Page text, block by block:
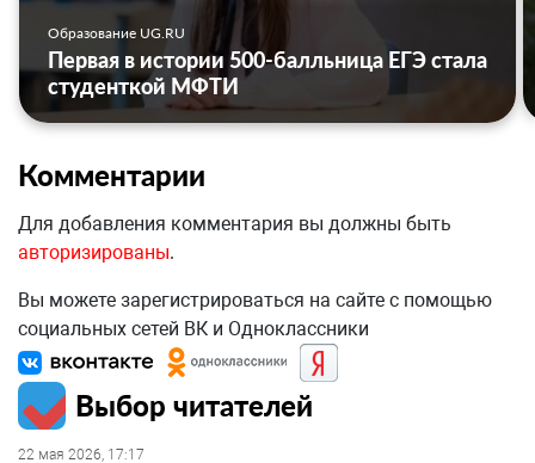
Образование UG.RU
Первая в истории 500-балльница ЕГЭ стала
студенткой МФТИ
Комментарии
Для добавления комментария вы должны быть
авторизированы.
Вы можете зарегистрироваться на сайте с помощью
социальных сетей ВК и Одноклассники
Выбор читателей
22 мая 2026, 17:17